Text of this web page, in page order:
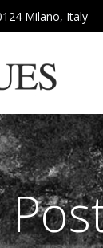
Milano, Italy